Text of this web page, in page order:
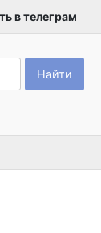
в телеграм
Найти